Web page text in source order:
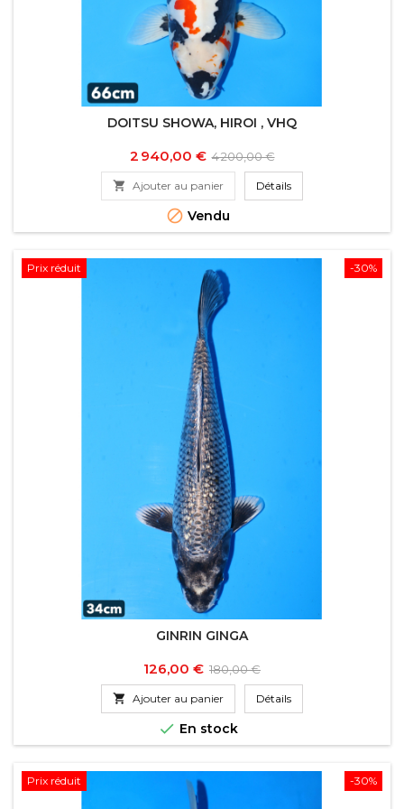
DOITSU SHOWA, HIROI , VHQ
Prix
2 940,00 € Prix
de
base
4 200,00 €
 Ajouter au panier Détails
 Vendu
-30%
Prix réduit
GINRIN GINGA
Prix
126,00 € Prix
de
base
180,00 €
 Ajouter au panier Détails
 En stock
-30%
Prix réduit